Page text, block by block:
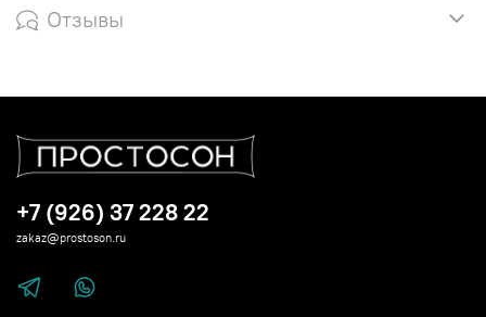
Отзывы
+7 (926) 37 228 22
zakaz@prostoson.ru